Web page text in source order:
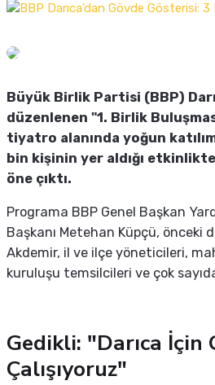
Büyük Birlik Partisi (BBP)
düzenlenen "1. Birlik
tiyatro alanında yoğun
bin kişinin yer aldığı
öne çıktı.
Programa BBP Genel Başkan
Başkanı Metehan Küpçü, önceki
Akdemir, il ve ilçe yöneticileri,
kuruluşu temsilcileri ve çok
Gedikli: "Darıca İçin
Çalışıyoruz"